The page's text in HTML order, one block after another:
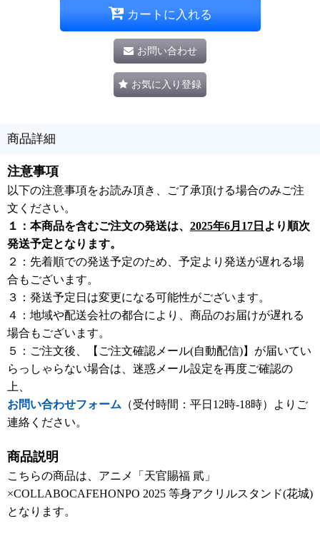
カートに入れる
お問い合わせ
お気に入り登録
商品詳細
注意事項
以下の注意事項をお読み頂き、ご了承頂ける場合のみご注
文ください。
１：本商品を含むご注文の発送は、 2025年6月17日 より順次
発送予定となります。
２：先着順での発送予定のため、予定より発送が遅れる場
合もございます。
３：発送予定日は変更になる可能性がございます。
４：地域や配送会社の都合により、商品のお届けが遅れる
場合もございます。
５：ご注文後、【ご注文確認メール(自動配信)】が届いてい
らっしゃらない場合は、迷惑メール設定を再度ご確認の
上、
お問い合わせフォーム （受付時間：平日12時-18時）よりご
連絡ください。
商品説明
こちらの商品は、アニメ「天官賜福 貮」
×COLLABOCAFEHONPO 2025 等身アクリルスタンド(花城)
となります。